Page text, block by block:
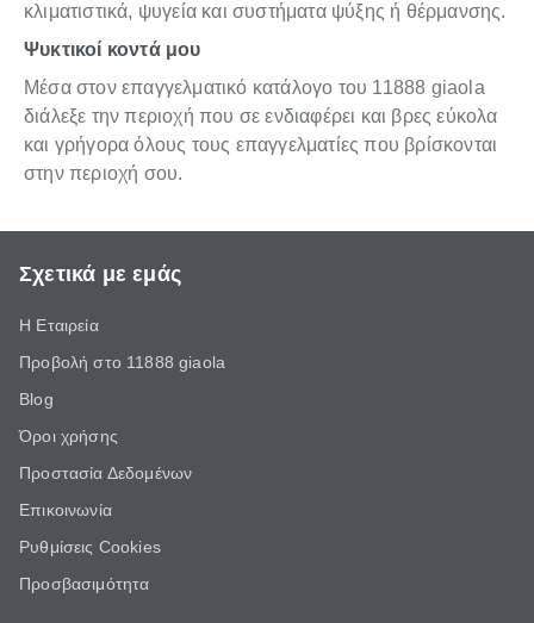
κλιματιστικά, ψυγεία και συστήματα ψύξης ή θέρμανσης.
Ψυκτικοί κοντά μου
Μέσα στον επαγγελματικό κατάλογο του 11888 giaola
διάλεξε την περιοχή που σε ενδιαφέρει και βρες εύκολα
και γρήγορα όλους τους επαγγελματίες που βρίσκονται
στην περιοχή σου.
Σχετικά με εμάς
Η Εταιρεία
Προβολή στο 11888 giaola
Blog
Όροι χρήσης
Προστασία Δεδομένων
Επικοινωνία
Ρυθμίσεις Cookies
Προσβασιμότητα